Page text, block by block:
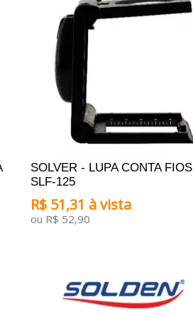
SOLVER - LUPA CONTA FIOS
SLF-125
R$ 51,31 à vista
ou R$ 52,90